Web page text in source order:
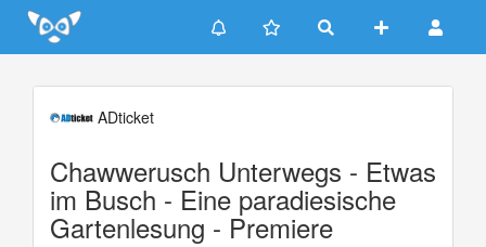
Update cookies preferences
ADticket
Chawwerusch Unterwegs - Etwas
im Busch - Eine paradiesische
Gartenlesung - Premiere